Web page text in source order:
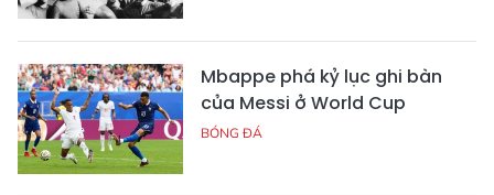
Mbappe phá kỷ lục ghi bàn
của Messi ở World Cup
BÓNG ĐÁ